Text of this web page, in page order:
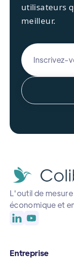
utilisateurs
meilleur.
L'outil de
économique et
Entreprise